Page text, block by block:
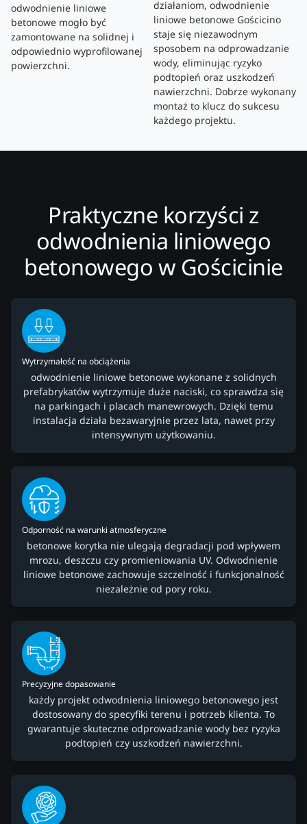
odwodnienie liniowe
betonowe mogło być
zamontowane na solidnej i
odpowiednio wyprofilowanej
powierzchni.
działaniom, odwodnienie
liniowe betonowe Gościcino
staje się niezawodnym
sposobem na odprowadzanie
wody, eliminując ryzyko
podtopień oraz uszkodzeń
nawierzchni. Dobrze wykonany
montaż to klucz do sukcesu
każdego projektu.
Praktyczne korzyści z
odwodnienia liniowego
betonowego w Gościcinie
Wytrzymałość na obciążenia
odwodnienie liniowe betonowe wykonane z solidnych
prefabrykatów wytrzymuje duże naciski, co sprawdza się
na parkingach i placach manewrowych. Dzięki temu
instalacja działa bezawaryjnie przez lata, nawet przy
intensywnym użytkowaniu.
Odporność na warunki atmosferyczne
betonowe korytka nie ulegają degradacji pod wpływem
mrozu, deszczu czy promieniowania UV. Odwodnienie
liniowe betonowe zachowuje szczelność i funkcjonalność
niezależnie od pory roku.
Precyzyjne dopasowanie
każdy projekt odwodnienia liniowego betonowego jest
dostosowany do specyfiki terenu i potrzeb klienta. To
gwarantuje skuteczne odprowadzanie wody bez ryzyka
podtopień czy uszkodzeń nawierzchni.